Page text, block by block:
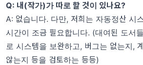
Q: 내 (작가)가 따로 할 것이 있나요?
A: 없습니다. 다만, 저희는 자동정산 시
시간이 조금 필요합니다. (대여된 도서
로 시스템을 보완하고, 버그는 없는지,
않는지 등을 검토하는 등등)